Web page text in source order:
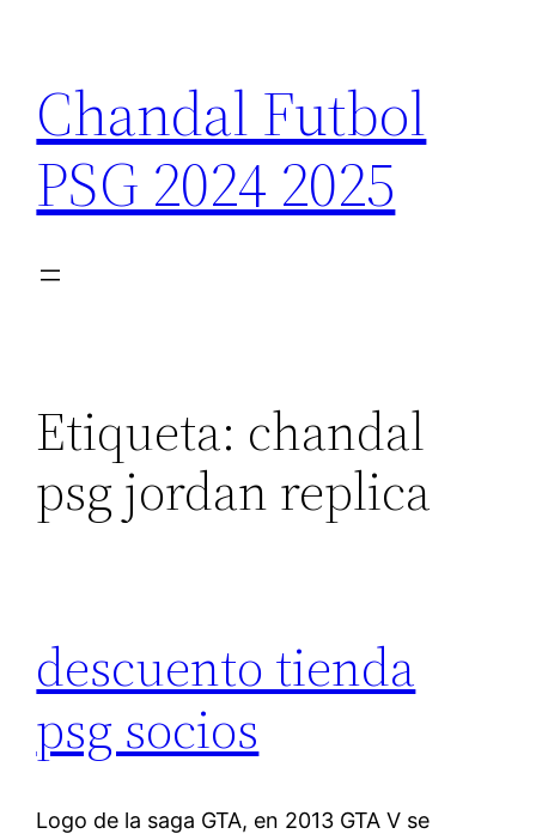
contenido
Chandal Futbol
PSG 2024 2025
Etiqueta: chandal
psg jordan replica
descuento tienda
psg socios
Logo de la saga GTA, en 2013 GTA V se